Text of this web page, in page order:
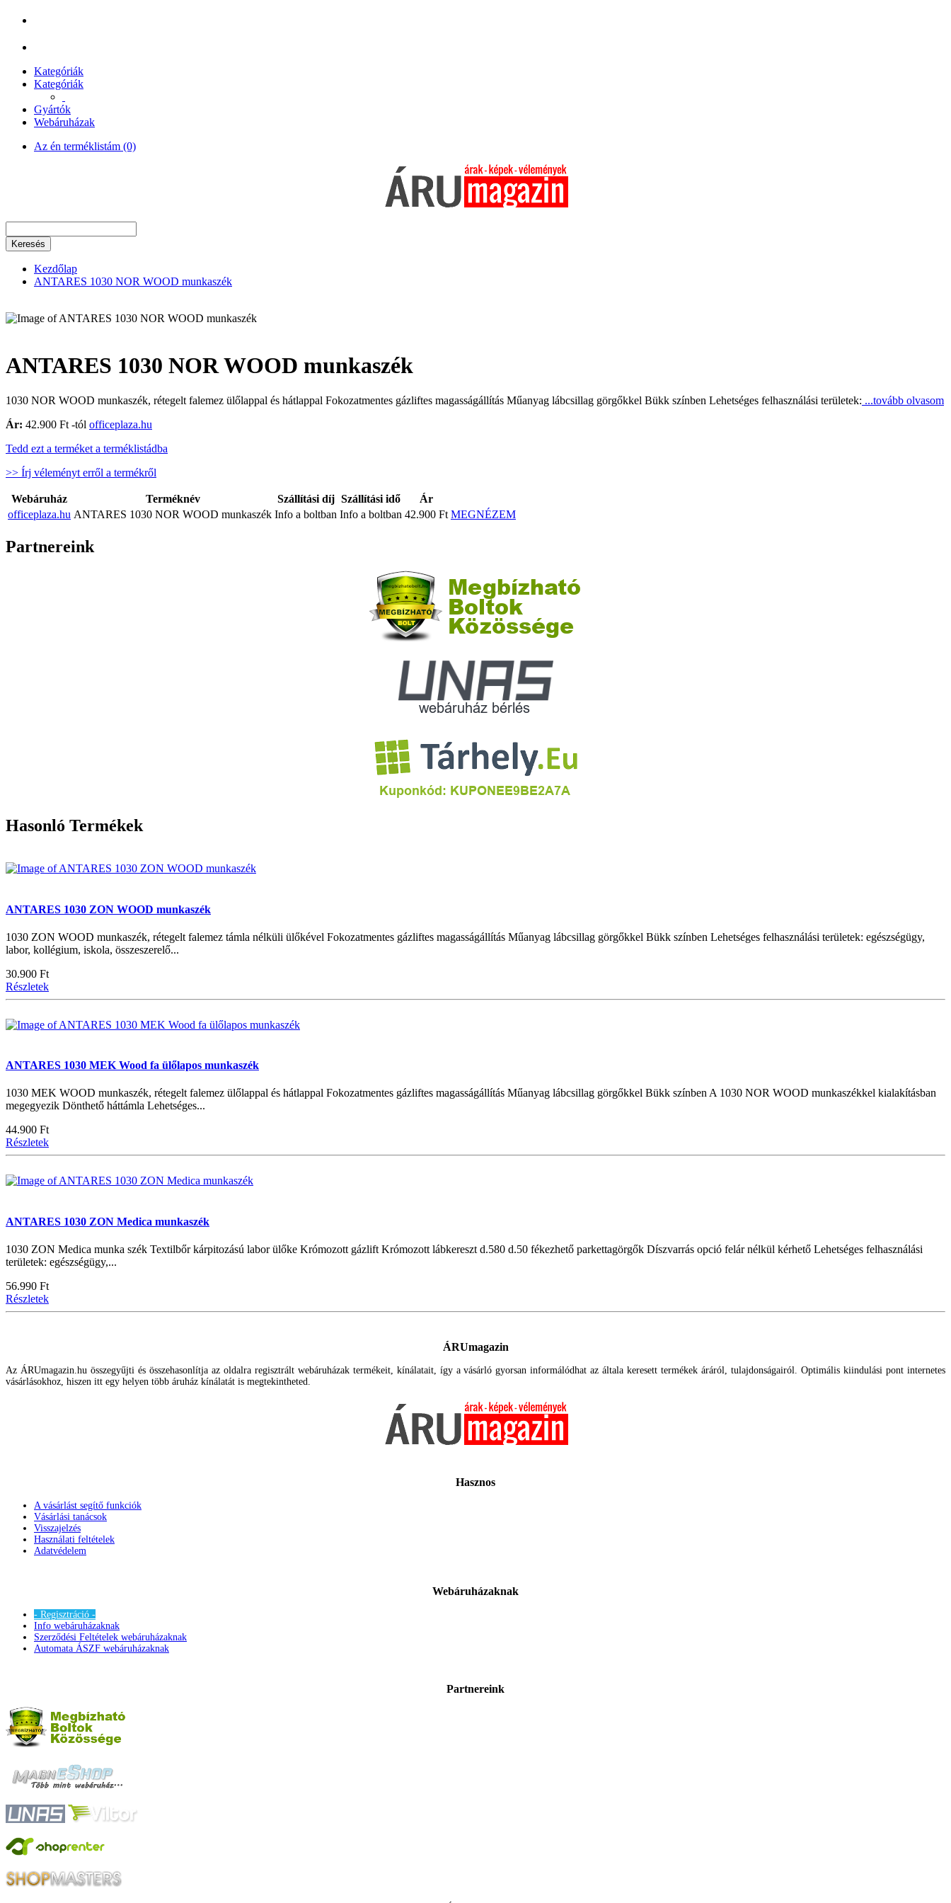
Kategóriák
Kategóriák
Gyártók
Webáruházak
Az én terméklistám (0)
Keresés
Kezdőlap
ANTARES 1030 NOR WOOD munkaszék
ANTARES 1030 NOR WOOD munkaszék
1030 NOR WOOD munkaszék, rétegelt falemez ülőlappal és hátlappal Fokozatmentes gázliftes magasságállítás Műanyag lábcsillag görgőkkel Bükk színben Lehetséges felhasználási területek: ...tovább olvasom
Ár: 42.900 Ft -tól officeplaza.hu
Tedd ezt a terméket a terméklistádba
>> Írj véleményt erről a termékről
Webáruház Terméknév Szállítási díj Szállítási idő
Ár
officeplaza.hu ANTARES 1030 NOR WOOD munkaszék Info a boltban Info a boltban 42.900 Ft MEGNÉZEM
Partnereink
Hasonló Termékek
ANTARES 1030 ZON WOOD munkaszék
1030 ZON WOOD munkaszék, rétegelt falemez támla nélküli ülőkével Fokozatmentes gázliftes magasságállítás Műanyag lábcsillag görgőkkel Bükk színben Lehetséges felhasználási területek: egészségügy,
labor, kollégium, iskola, összeszerelő...
30.900 Ft
Részletek
ANTARES 1030 MEK Wood fa ülőlapos munkaszék
1030 MEK WOOD munkaszék, rétegelt falemez ülőlappal és hátlappal Fokozatmentes gázliftes magasságállítás Műanyag lábcsillag görgőkkel Bükk színben A 1030 NOR WOOD munkaszékkel kialakításban
megegyezik Dönthető háttámla Lehetséges...
44.900 Ft
Részletek
ANTARES 1030 ZON Medica munkaszék
1030 ZON Medica munka szék Textilbőr kárpitozású labor ülőke Krómozott gázlift Krómozott lábkereszt d.580 d.50 fékezhető parkettagörgők Díszvarrás opció felár nélkül kérhető Lehetséges felhasználási
területek: egészségügy,...
56.990 Ft
Részletek
ÁRUmagazin
Az ÁRUmagazin.hu összegyűjti és összehasonlítja az oldalra regisztrált webáruházak termékeit, kínálatait, így a vásárló gyorsan informálódhat az általa keresett termékek áráról, tulajdonságairól. Optimális kiindulási pont internetes
vásárlásokhoz, hiszen itt egy helyen több áruház kínálatát is megtekintheted.
Hasznos
A vásárlást segítő funkciók
Vásárlási tanácsok
Visszajelzés
Használati feltételek
Adatvédelem
Webáruházaknak
- Regisztráció -
Info webáruházaknak
Szerződési Feltételek webáruházaknak
Automata ÁSZF webáruházaknak
Partnereink